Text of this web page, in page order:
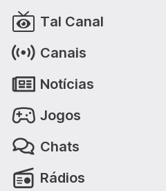
Tal Canal
Canais
Notícias
Jogos
Chats
Rádios